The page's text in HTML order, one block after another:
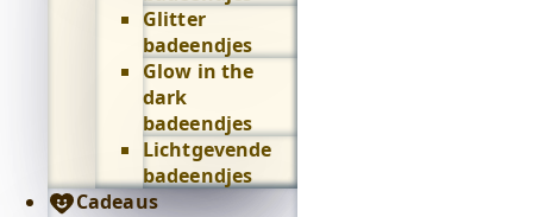
submenu
Glitter
badeendjes
Glow in the
dark
badeendjes
Lichtgevende
badeendjes
Cadeaus